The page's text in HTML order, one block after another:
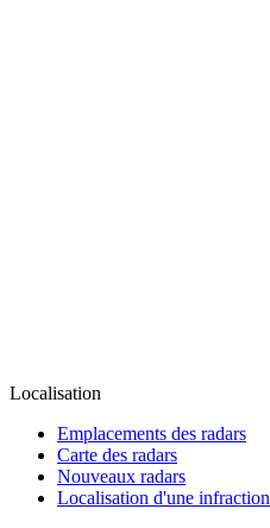
Localisation
Emplacements des radars
Carte des radars
Nouveaux radars
Localisation d'une infraction